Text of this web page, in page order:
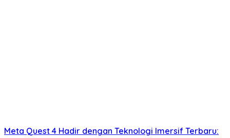
Meta Quest 4 Hadir dengan Teknologi Imersif Terbaru: